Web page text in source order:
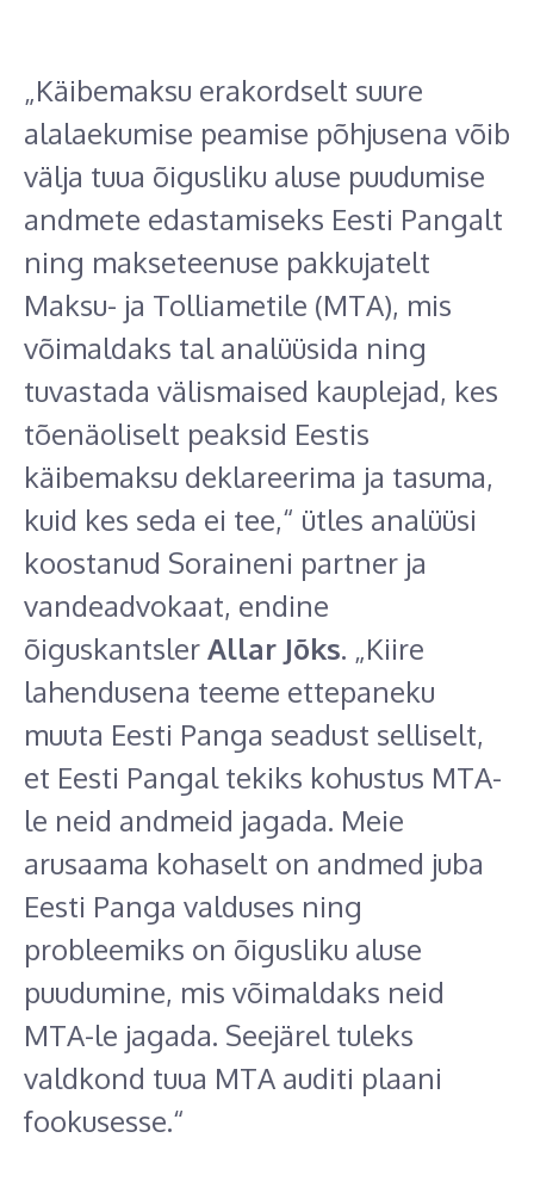
„Käibemaksu erakordselt suure
alalaekumise peamise põhjusena võib
välja tuua õigusliku aluse puudumise
andmete edastamiseks Eesti Pangalt
ning makseteenuse pakkujatelt
Maksu- ja Tolliametile (MTA), mis
võimaldaks tal analüüsida ning
tuvastada välismaised kauplejad, kes
tõenäoliselt peaksid Eestis
käibemaksu deklareerima ja tasuma,
kuid kes seda ei tee,“ ütles analüüsi
koostanud Soraineni partner ja
vandeadvokaat, endine
õiguskantslerAllar Jõks. „Kiire
lahendusena teeme ettepaneku
muuta Eesti Panga seadust selliselt,
et Eesti Pangal tekiks kohustus MTA-
le neid andmeid jagada. Meie
arusaama kohaselt on andmed juba
Eesti Panga valduses ning
probleemiks on õigusliku aluse
puudumine, mis võimaldaks neid
MTA-le jagada. Seejärel tuleks
valdkond tuua MTA auditi plaani
fookusesse.“